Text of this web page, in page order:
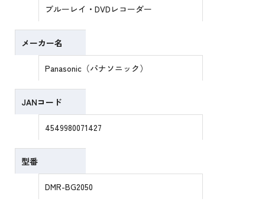
ブルーレイ・DVDレコーダー
メーカー名
Panasonic（パナソニック）
JANコード
4549980071427
型番
DMR-BG2050